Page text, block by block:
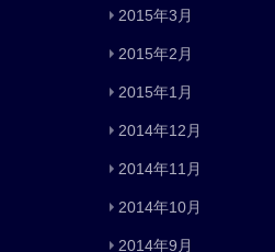
2015年3月
2015年2月
2015年1月
2014年12月
2014年11月
2014年10月
2014年9月